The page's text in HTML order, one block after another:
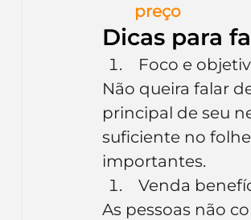
preço
Dicas para
Foco e
Não queira falar
principal de seu
suficiente no
importantes.
Venda
As pessoas não